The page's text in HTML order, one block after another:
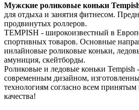
Мужские роликовые коньки
для отдыха и занятия фитнесом.
продвинутых роллеров.
TEMPISH - широкоизвестный в
спортивных товаров. Основные
инлайновые роликовые коньки,
амуниция, скейтборды.
Роликовые и ледовые коньки Tempish
современным дизайном,
технологиям согласно всем
качества!